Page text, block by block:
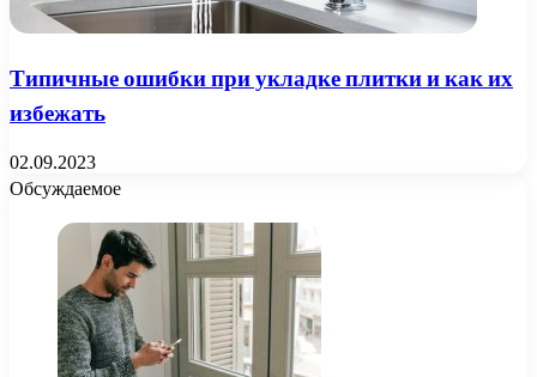
Типичные ошибки при укладке плитки и как их
избежать
02.09.2023
Обсуждаемое